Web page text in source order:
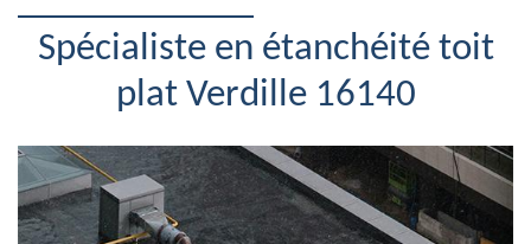
Spécialiste en étanchéité toit
plat Verdille 16140